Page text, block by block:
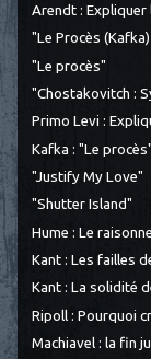
Arendt :
"Le Procès
"Le procès"
"Chostakovitch :
Primo Levi :
Kafka : "Le procès"
"Justify My Love"
"Shutter Island"
Hume : Le
Kant : Les failles
Kant : La solidité
Ripoll : Pourquoi
Machiavel : la fin